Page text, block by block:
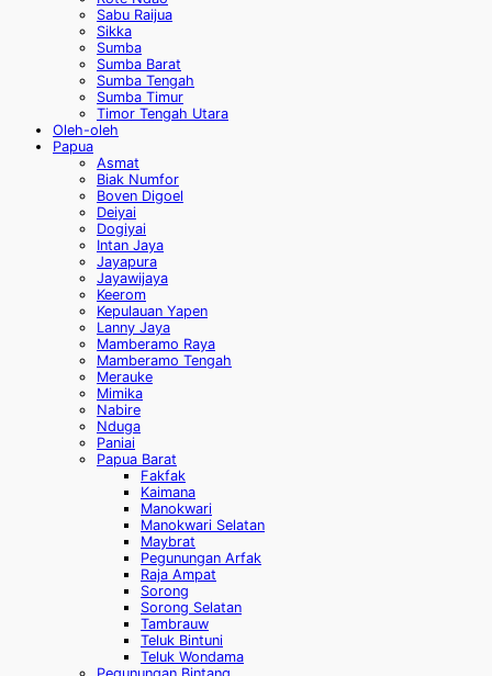
Sabu Raijua
Sikka
Sumba
Sumba Barat
Sumba Tengah
Sumba Timur
Timor Tengah Utara
Oleh-oleh
Papua
Asmat
Biak Numfor
Boven Digoel
Deiyai
Dogiyai
Intan Jaya
Jayapura
Jayawijaya
Keerom
Kepulauan Yapen
Lanny Jaya
Mamberamo Raya
Mamberamo Tengah
Merauke
Mimika
Nabire
Nduga
Paniai
Papua Barat
Fakfak
Kaimana
Manokwari
Manokwari Selatan
Maybrat
Pegunungan Arfak
Raja Ampat
Sorong
Sorong Selatan
Tambrauw
Teluk Bintuni
Teluk Wondama